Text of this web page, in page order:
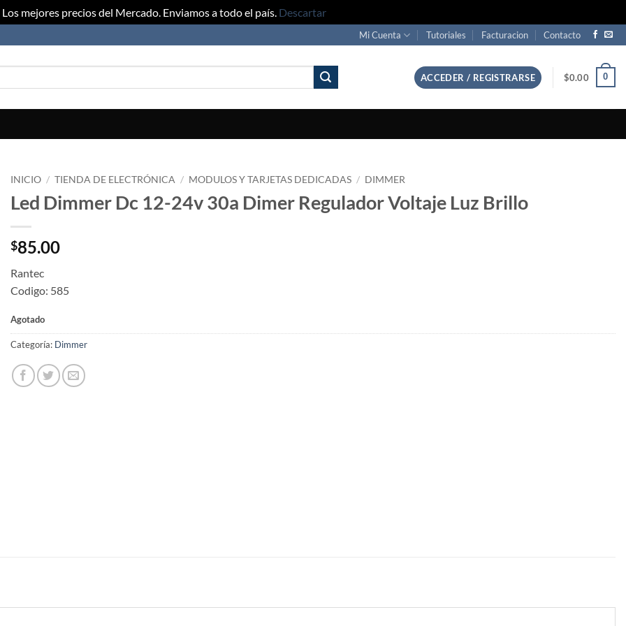
Los mejores precios del Mercado. Enviamos a todo el país. Descartar
Mi Cuenta Tutoriales Facturacion Contacto
ACCEDER / REGISTRARSE $0.00 0
INICIO / TIENDA DE ELECTRÓNICA / MODULOS Y TARJETAS DEDICADAS / DIMMER
Led Dimmer Dc 12-24v 30a Dimer Regulador Voltaje Luz Brillo
$85.00
Rantec
Codigo: 585
Agotado
Categoría: Dimmer